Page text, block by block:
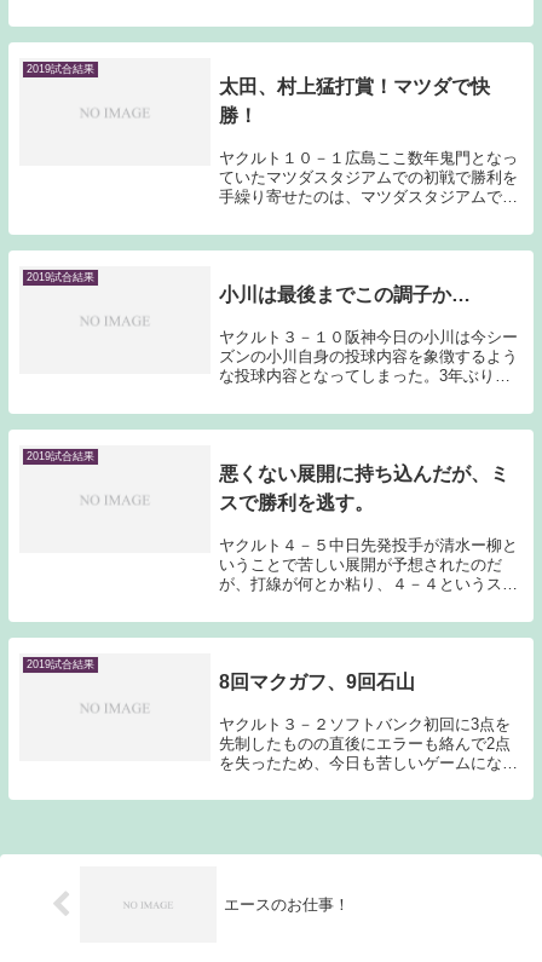
ームではゴロボールピッチャーブキャナン
が先発ということもあってかショートには
2019試合結果
太田、村上猛打賞！マツダで快
勝！
ヤクルト１０－１広島ここ数年鬼門となっ
ていたマツダスタジアムでの初戦で勝利を
手繰り寄せたのは、マツダスタジアムでの
ジョンソンが先発と言う事で私は村上のス
タメン落ちもあると思っていたし、1番は
2019試合結果
小川は最後までこの調子か…
ヤクルト３－１０阪神今日の小川は今シー
ズンの小川自身の投球内容を象徴するよう
な投球内容となってしまった。3年ぶりに
数に達してこの成績というのは私の中では
想定外である。今シーズンは同じようなこ
2019試合結果
悪くない展開に持ち込んだが、ミ
スで勝利を逃す。
ヤクルト４－５中日先発投手が清水ー柳と
いうことで苦しい展開が予想されたのだ
が、打線が何とか粘り、４－４というスコ
日戦という事を考えれば悪くない展開だっ
たのだが、打線が勝ち越し点を奪えず、最
2019試合結果
8回マクガフ、9回石山
ヤクルト３－２ソフトバンク初回に3点を
先制したものの直後にエラーも絡んで2点
を失ったため、今日も苦しいゲームになる
粘り、8回の大ピンチをマクガフが無失点
エースのお仕事！